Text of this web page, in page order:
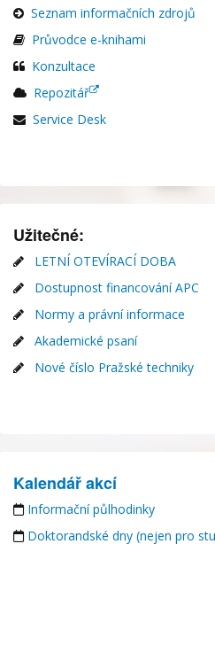
Seznam informačních zdrojů
Průvodce e-knihami
Konzultace
Repozitář
Service Desk
Užitečné:
LETNÍ OTEVÍRACÍ DOBA
Dostupnost financování APC
Normy a právní informace
Akademické psaní
Nové číslo Pražské techniky
Kalendář akcí
Informační půlhodinky
Doktorandské dny (nejen pro